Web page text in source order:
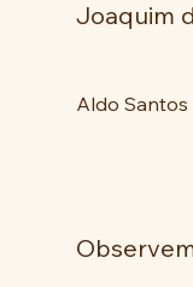
Joaquim
Aldo Santos